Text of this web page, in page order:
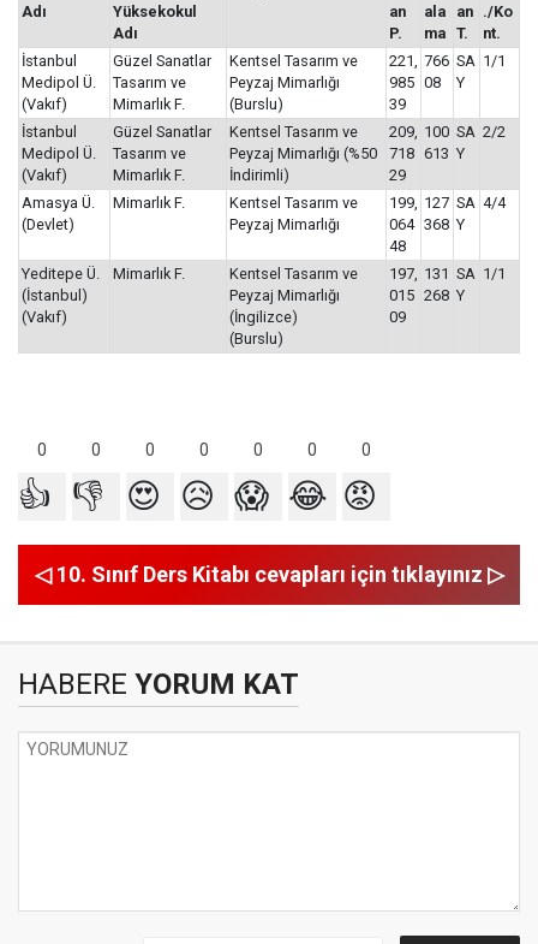
Adı
Yüksekokul
Adı
an
P.
ala
ma
an
T.
./Ko
nt.
İstanbul
Medipol Ü.
(Vakıf)
Güzel Sanatlar
Tasarım ve
Mimarlık F.
Kentsel Tasarım ve
Peyzaj Mimarlığı
(Burslu)
221,
985
39
766
08
SA
Y
1/1
İstanbul
Medipol Ü.
(Vakıf)
Güzel Sanatlar
Tasarım ve
Mimarlık F.
Kentsel Tasarım ve
Peyzaj Mimarlığı (%50
İndirimli)
209,
718
29
100
613
SA
Y
2/2
Amasya Ü.
(Devlet)
Mimarlık F.
Kentsel Tasarım ve
Peyzaj Mimarlığı
199,
064
48
127
368
SA
Y
4/4
Yeditepe Ü.
(İstanbul)
(Vakıf)
Mimarlık F.
Kentsel Tasarım ve
Peyzaj Mimarlığı
(İngilizce)
(Burslu)
197,
015
09
131
268
SA
Y
1/1
0 0 0 0 0 0 0
👍 👎 😍 😥 😱 😂 😡
◁ 10. Sınıf Ders Kitabı cevapları için tıklayınız ▷
HABERE YORUM KAT